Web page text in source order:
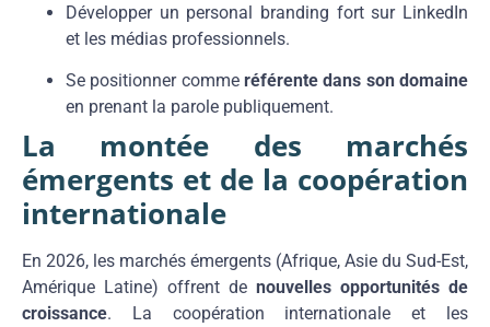
Développer un personal branding fort sur LinkedIn
et les médias professionnels.
Se positionner comme référente dans son domaine
en prenant la parole publiquement.
La montée des marchés
émergents et de la coopération
internationale
En 2026, les marchés émergents (Afrique, Asie du Sud-Est,
Amérique Latine) offrent de nouvelles opportunités de
croissance. La coopération internationale et les